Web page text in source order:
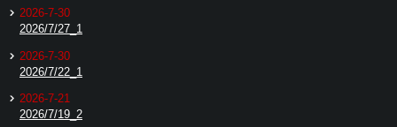
2026-7-30
2026/7/27_1
2026-7-30
2026/7/22_1
2026-7-21
2026/7/19_2